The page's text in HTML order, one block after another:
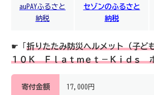
auPAYふるさと
納税
セゾンのふるさと
納税
☛「 折りたたみ防災ヘルメット（子
１０Ｋ Ｆｌａｔｍｅｔ－Ｋｉｄｓ
寄付金額 17,000円